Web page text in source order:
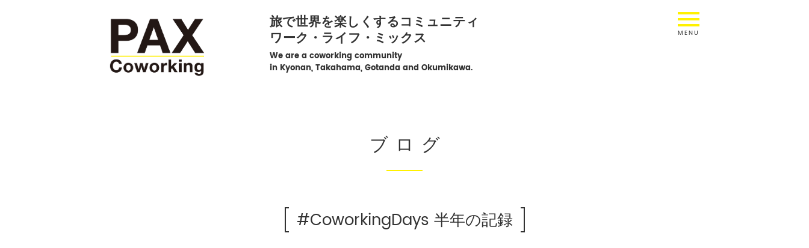
旅で世界を楽しくするコミュニティ
ワーク・ライフ・ミックス
We are a coworking community
in Kyonan, Takahama, Gotanda and Okumikawa.
ブログ
#CoworkingDays 半年の記録